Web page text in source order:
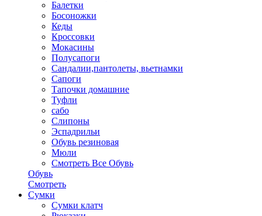
Балетки
Босоножки
Кеды
Кроссовки
Мокасины
Полусапоги
Сандалии,пантолеты, вьетнамки
Сапоги
Тапочки домашние
Туфли
сабо
Слипоны
Эспадрильи
Обувь резиновая
Мюли
Смотреть Все Обувь
Обувь
Смотреть
Сумки
Сумки клатч